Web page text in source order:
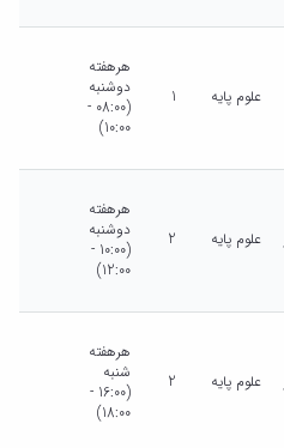
علوم پایه 1
هرهفته
دوشنبه
(08:00 -
10:00)
علوم پایه 2
هرهفته
دوشنبه
(10:00 -
12:00)
علوم پایه 2
هرهفته
شنبه
(16:00 -
18:00)